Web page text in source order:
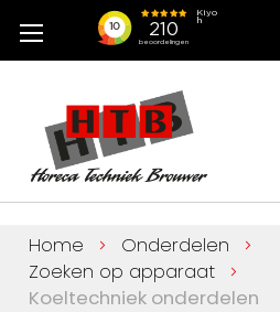
naar
Home
Onderdelen
Zoeken op apparaat
Koeltechniek onderdelen